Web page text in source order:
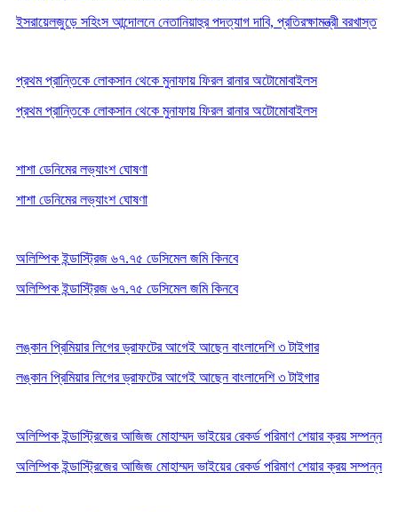
ইসরায়েলজুড়ে সহিংস আন্দোলনে নেতানিয়াহুর পদত্যাগ দাবি, প্রতিরক্ষামন্ত্রী বরখাস্ত
প্রথম প্রান্তিকে লোকসান থেকে মুনাফায় ফিরল রানার অটোমোবাইলস
প্রথম প্রান্তিকে লোকসান থেকে মুনাফায় ফিরল রানার অটোমোবাইলস
শাশা ডেনিমের লভ্যাংশ ঘোষণা
শাশা ডেনিমের লভ্যাংশ ঘোষণা
অলিম্পিক ইন্ডাস্ট্রিজ ৬৭.৭৫ ডেসিমেল জমি কিনবে
অলিম্পিক ইন্ডাস্ট্রিজ ৬৭.৭৫ ডেসিমেল জমি কিনবে
লঙ্কান প্রিমিয়ার লিগের ড্রাফটের আগেই আছেন বাংলাদেশি ৩ টাইগার
লঙ্কান প্রিমিয়ার লিগের ড্রাফটের আগেই আছেন বাংলাদেশি ৩ টাইগার
অলিম্পিক ইন্ডাস্ট্রিজের আজিজ মোহাম্মদ ভাইয়ের রেকর্ড পরিমাণ শেয়ার ক্রয় সম্পন্ন
অলিম্পিক ইন্ডাস্ট্রিজের আজিজ মোহাম্মদ ভাইয়ের রেকর্ড পরিমাণ শেয়ার ক্রয় সম্পন্ন